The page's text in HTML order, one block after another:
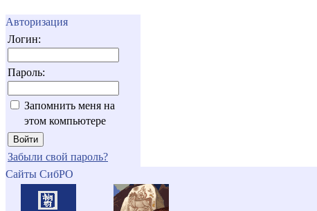
Авторизация
Логин:
Пароль:
Запомнить меня на
этом компьютере
Забыли свой пароль?
Сайты СибРО